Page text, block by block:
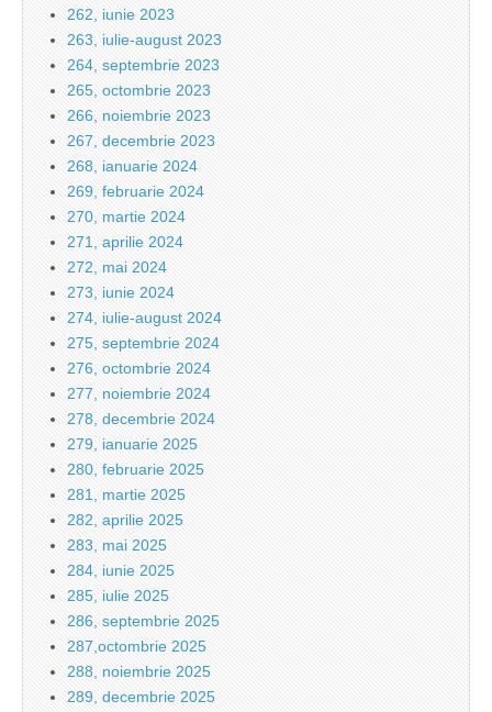
262, iunie 2023
263, iulie-august 2023
264, septembrie 2023
265, octombrie 2023
266, noiembrie 2023
267, decembrie 2023
268, ianuarie 2024
269, februarie 2024
270, martie 2024
271, aprilie 2024
272, mai 2024
273, iunie 2024
274, iulie-august 2024
275, septembrie 2024
276, octombrie 2024
277, noiembrie 2024
278, decembrie 2024
279, ianuarie 2025
280, februarie 2025
281, martie 2025
282, aprilie 2025
283, mai 2025
284, iunie 2025
285, iulie 2025
286, septembrie 2025
287,octombrie 2025
288, noiembrie 2025
289, decembrie 2025